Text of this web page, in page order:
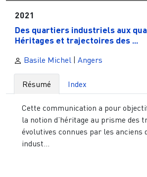
2021
Des quartiers industriels aux
Héritages et trajectoires des ...
Basile Michel | Angers
Résumé Index
Cette communication a pour
la notion d’héritage au prisme des
évolutives connues par les anciens
indust...